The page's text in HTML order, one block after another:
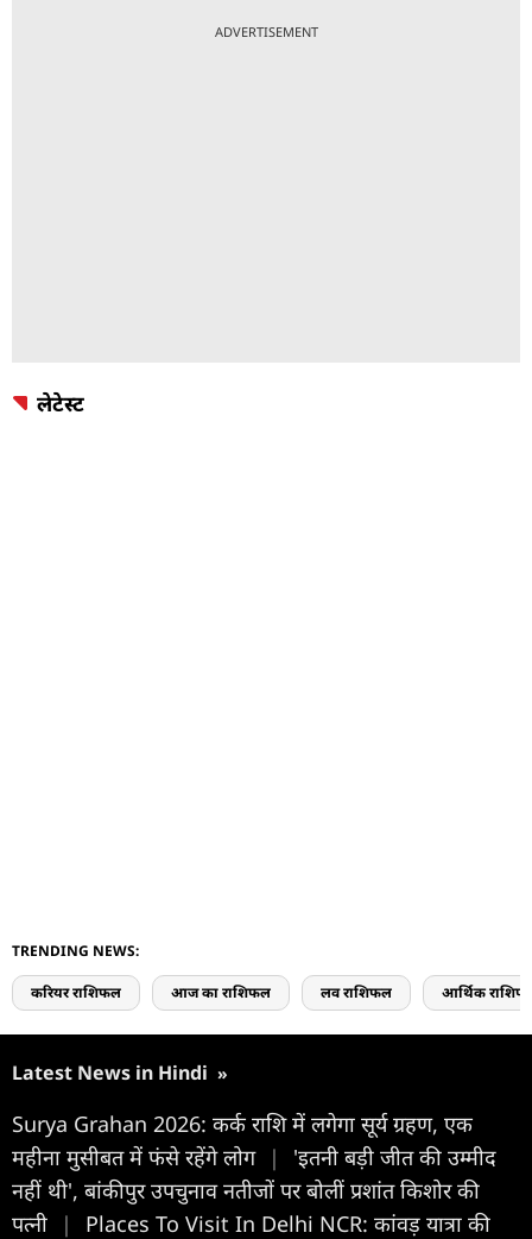
ADVERTISEMENT
लेटेस्ट
TRENDING NEWS:
करियर राशिफल आज का राशिफल लव राशिफल आर्थिक
Latest News in Hindi »
Surya Grahan 2026: कर्क राशि में लगेगा सूर्य ग्रहण, एक
महीना मुसीबत में फंसे रहेंगे लोग |
'इतनी बड़ी जीत की उम्मीद
नहीं थी', बांकीपुर उपचुनाव नतीजों पर बोलीं प्रशांत किशोर की
पत्नी
|
Places To Visit In Delhi NCR: कांवड़ यात्रा की